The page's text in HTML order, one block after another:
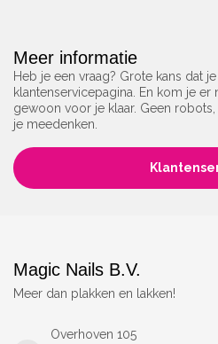
Meer informatie
Heb je een vraag? Grote kans dat
klantenservicepagina. En kom je er
gewoon voor je klaar. Geen
je meedenken.
Magic Nails B.V.
Meer dan plakken en lakken!
Overhoven 105